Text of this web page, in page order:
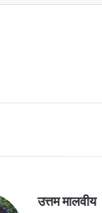
उत्तम मालवीय